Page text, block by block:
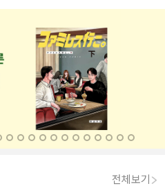
전체보기